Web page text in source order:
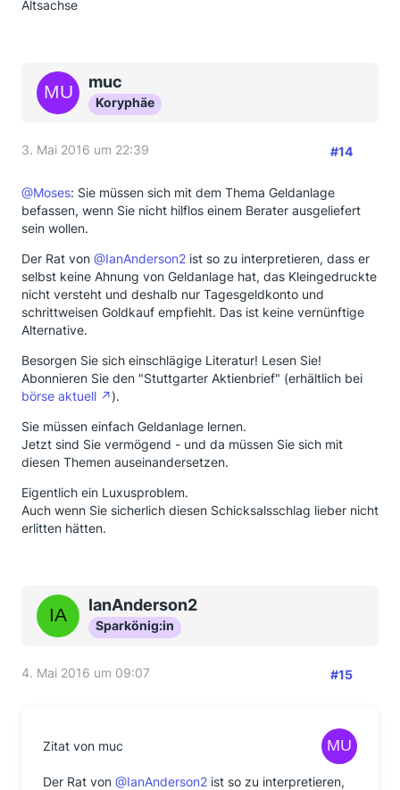
Altsachse
muc
Koryphäe
3. Mai 2016 um 22:39 #14
@Moses: Sie müssen sich mit dem Thema Geldanlage
befassen, wenn Sie nicht hilflos einem Berater ausgeliefert
sein wollen.
Der Rat von @IanAnderson2 ist so zu interpretieren, dass er
selbst keine Ahnung von Geldanlage hat, das Kleingedruckte
nicht versteht und deshalb nur Tagesgeldkonto und
schrittweisen Goldkauf empfiehlt. Das ist keine vernünftige
Alternative.
Besorgen Sie sich einschlägige Literatur! Lesen Sie!
Abonnieren Sie den "Stuttgarter Aktienbrief" (erhältlich bei
börse aktuell
).
Sie müssen einfach Geldanlage lernen.
Jetzt sind Sie vermögend - und da müssen Sie sich mit
diesen Themen auseinandersetzen.
Eigentlich ein Luxusproblem.
Auch wenn Sie sicherlich diesen Schicksalsschlag lieber nicht
erlitten hätten.
IanAnderson2
Sparkönig:in
4. Mai 2016 um 09:07 #15
Zitat von muc
Der Rat von @IanAnderson2 ist so zu interpretieren,